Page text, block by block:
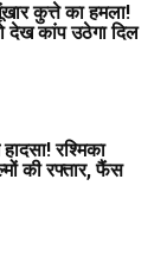
कुत्ते का हमला!
देख कांप उठेगा दिल
रश्मिका
की रफ्तार, फैंस